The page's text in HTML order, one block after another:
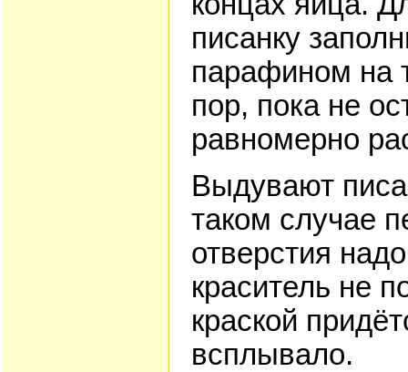
писанку
парафином на
пор, пока не
равномерно
Выдувают
таком случае
отверстия
краситель не
краской
всплывало.